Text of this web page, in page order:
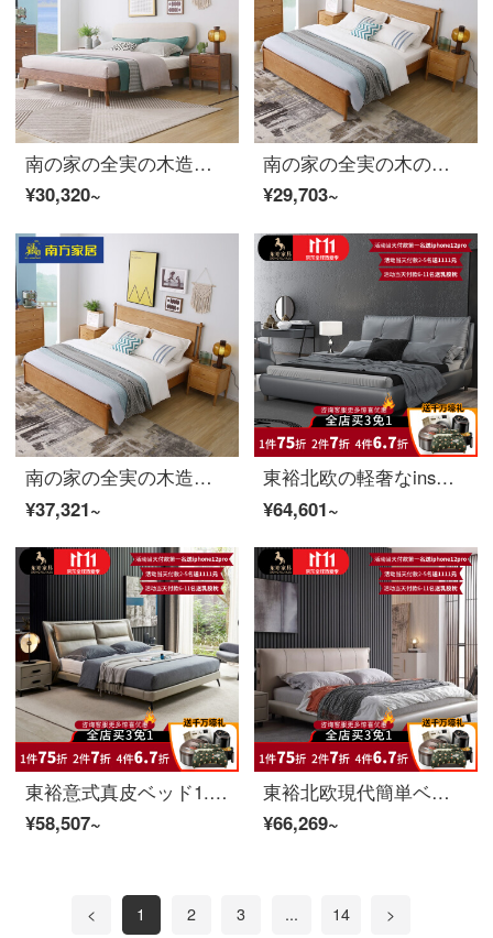
南の家の全実の木造ベッド北欧のダブルベッドの白い蝋の木の固体のベッドの柔らかい包みのベッドの寝室の大きいベッドの結婚するベッドの家具の2〓〓〓の実の木のベッド*1+ベッドの頭の戸棚(胡桃の色)15000 mm*20000 mmフレームの構造
¥30,320~
南の家の全実の木のベッド北欧の白い蝋の木のダブルベッドは現代簡単に寝室の1.8メートルの大きいベッドの主な寝室の結婚ベッドの1〓〓〓の実の木のベッド（浅い木目の色）15000 mm*20000 mmフレームの構造を予約します
¥29,703~
南の家の全実の木造ベッド北欧の白蝋の木のダブルベッドは現代簡単に寝室1.8メートルの大きいベッドの主な寝室の結婚ベッド1〓〓実の木のベッド+ベッドの頭の戸棚*1（浅い木目の色）1500 mm*2000 mmフレームの構造を予約します。
¥37,321~
東裕北欧の軽奢なinsネットの赤いベッドの皮のベッドの真皮のベッドは簡単に近代的なダブルベッドの高級な大気の結婚ベッドの主寝台【進級版の全真木の原木の構造】真皮のベッド+ラテックスのマットレス+2ベッドの頭台1800*2000
¥64,601~
東裕意式真皮ベッド1.8 m現代軽豪華ダブルベッドの主な寝床はファッション的で高級で簡単です。
¥58,507~
東裕北欧現代簡単ベッド芸術ベッドは1.8メートルダブルベッドの主なベッドと結婚ベッドの小型ベッドの1.5*2メートルを分解して洗うことができます。
¥66,269~
< 1 2 3 ... 14 >